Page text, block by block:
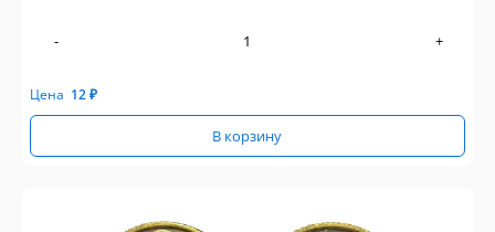
- +
Цена 12₽
В корзину